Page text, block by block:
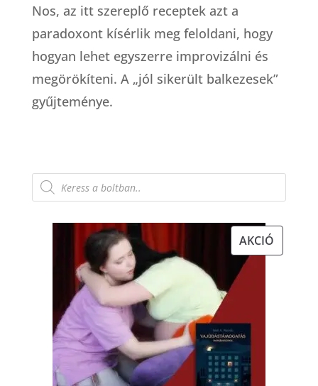
Nos, az itt szereplő receptek azt a
paradoxont kísérlik meg feloldani, hogy
hogyan lehet egyszerre improvizálni és
megörökíteni. A „jól sikerült balkezesek”
gyűjteménye.
Products
search
AKCIÓ